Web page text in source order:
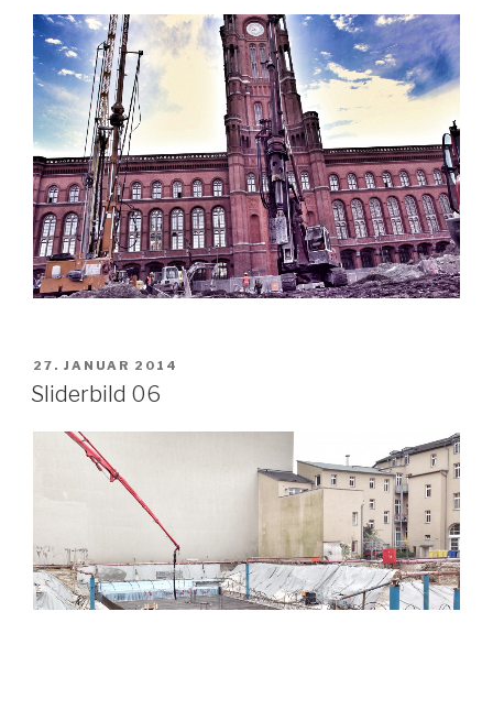
VERÖFFENTLICHT
AM
27. JANUAR 2014
Sliderbild 06